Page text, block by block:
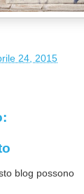
24, 2015
blog possono